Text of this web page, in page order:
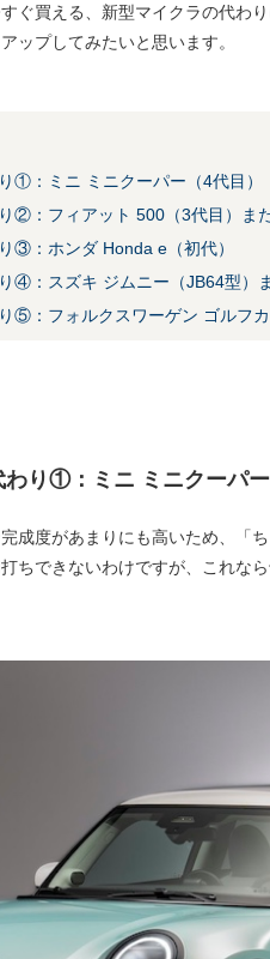
ぐ買える、新型マイクラの代わ
ップしてみたいと思います。
①：ミニ ミニクーパー（4代目）
②：フィアット 500（3代目）ま
③：ホンダ Honda e（初代）
④：スズキ ジムニー（JB64型）
⑤：フォルクスワーゲン ゴルフカ
り①：ミニ ミニクーパー
成度があまりにも高いため、「
ちできないわけですが、これな